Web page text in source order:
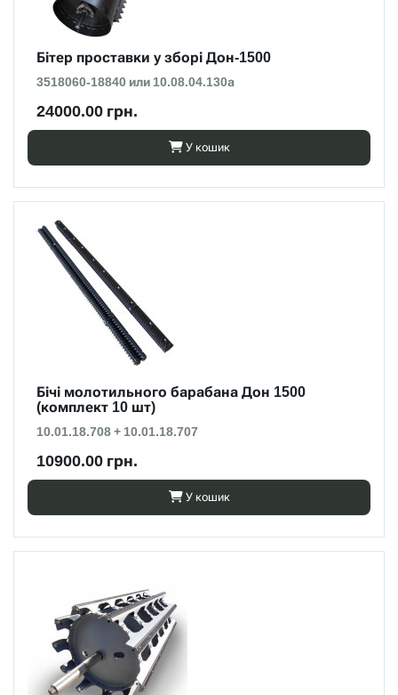
Бітер проставки у зборі Дон-1500
3518060-18840 или 10.08.04.130а
24000.00 грн.
У кошик
Бічі молотильного барабана Дон 1500
(комплект 10 шт)
10.01.18.708 + 10.01.18.707
10900.00 грн.
У кошик